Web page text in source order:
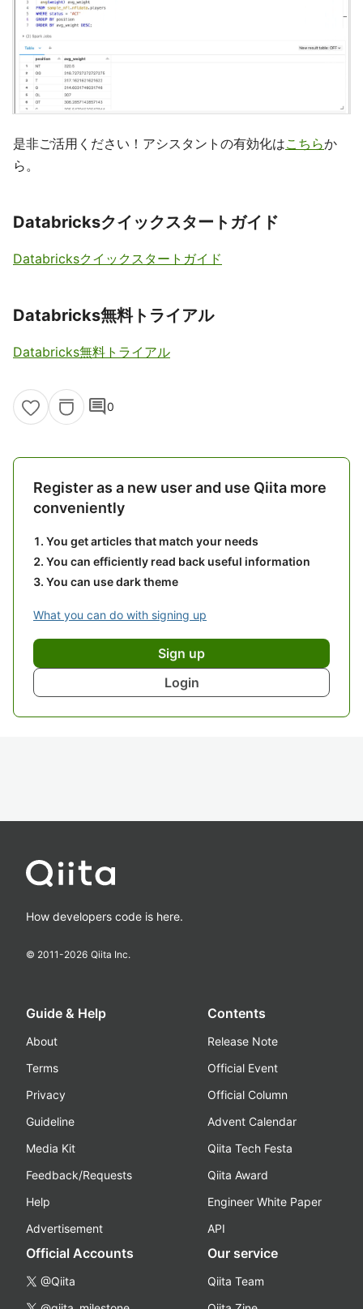
是非ご活用ください！アシスタントの有効化はこちらか
ら。
Databricksクイックスタートガイド
Databricksクイックスタートガイド
Databricks無料トライアル
Databricks無料トライアル
comment0
Register as a new user and use Qiita more
conveniently
You get articles that match your needs
You can efficiently read back useful information
You can use dark theme
What you can do with signing up
Sign up
Login
How developers code is here.
© 2011-2026 Qiita Inc.
Guide & Help
About
Terms
Privacy
Guideline
Media Kit
Feedback/Requests
Help
Advertisement
Contents
Release Note
Official Event
Official Column
Advent Calendar
Qiita Tech Festa
Qiita Award
Engineer White Paper
API
Official Accounts
@Qiita
Our service
Qiita Team